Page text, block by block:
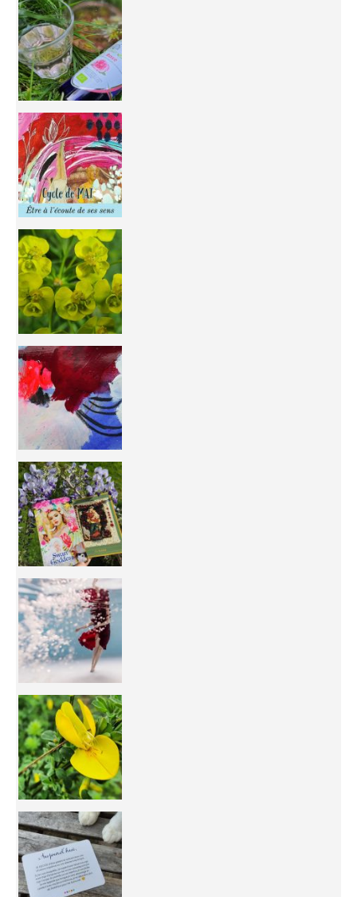
Inhabit your body and understand its
You're
50/50 OR 100/100 ? The day after Ascension, w